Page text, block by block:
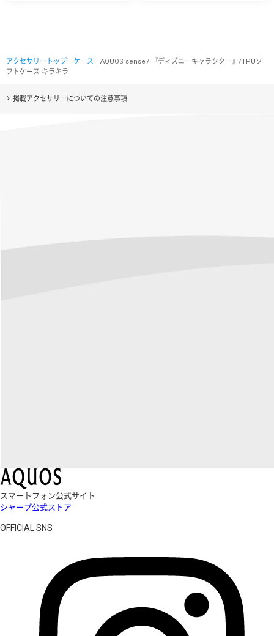
アクセサリートップ ケース ｜AQUOS sense7 『ディズニーキャラクター』/TPUソ
フトケース キラキラ
掲載アクセサリーについての注意事項
スマートフォン公式サイト
シャープ公式ストア
OFFICIAL SNS